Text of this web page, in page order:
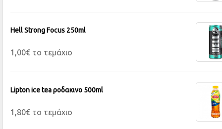
Hell Strong Focus 250ml
1,00€ το τεμάχιο
Lipton ice tea ροδακινο 500ml
1,80€ το τεμάχιο